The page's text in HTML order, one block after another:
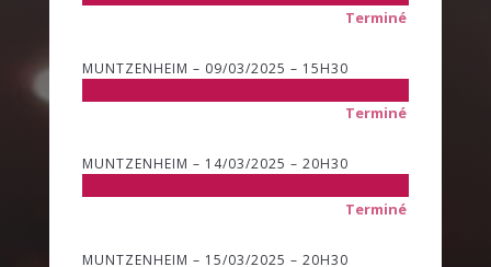
Terminé
MUNTZENHEIM – 09/03/2025 – 15H30
Terminé
MUNTZENHEIM – 14/03/2025 – 20H30
Terminé
MUNTZENHEIM – 15/03/2025 – 20H30